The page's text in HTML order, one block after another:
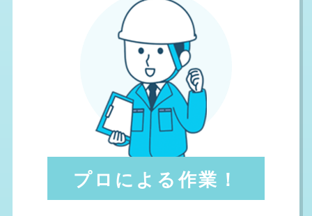
プロによる作業！